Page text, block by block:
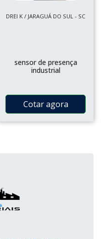
DREI K / JARAGUÁ DO SUL - SC
sensor de presença
industrial
Cotar agora